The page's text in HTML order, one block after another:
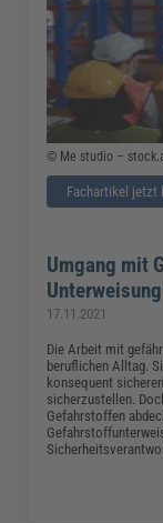
© Me studio –
Fachartikel jetzt
Umgang mit
17.11.2021
Die Arbeit mit
beruflichen Alltag.
konsequent
sicherzustellen.
Gefahrstoffen